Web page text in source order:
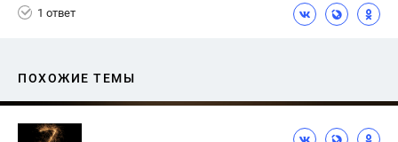
1 ответ
ПОХОЖИЕ ТЕМЫ